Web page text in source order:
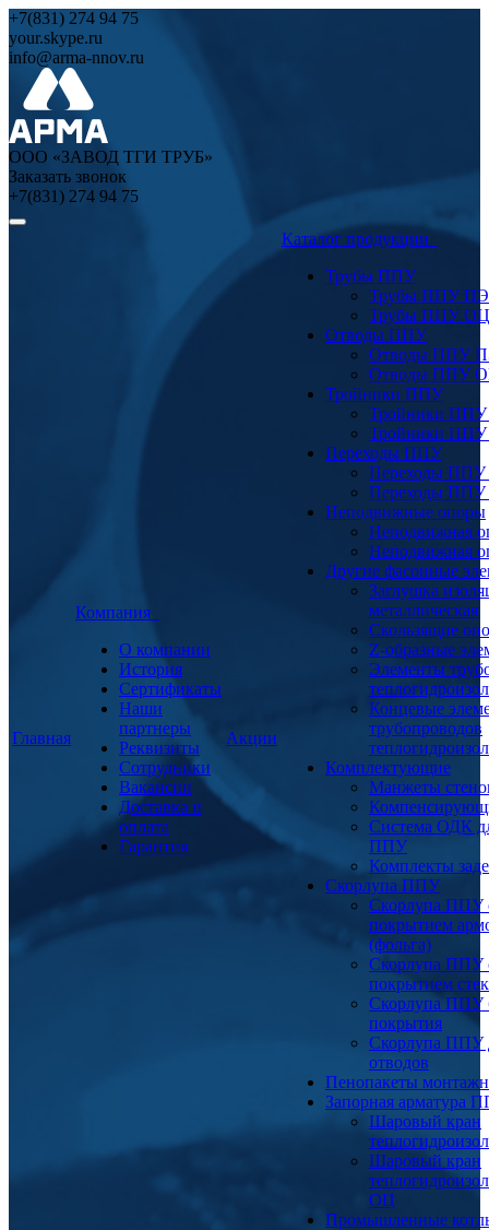
+7(831) 274 94 75
your.skype.ru
info@arma-nnov.ru
ООО «ЗАВОД ТГИ ТРУБ»
Заказать звонок
+7(831) 274 94 75
Главная
Компания
О компании
История
Сертификаты
Наши
партнеры
Реквизиты
Сотрудники
Вакансии
Доставка и
оплата
Гарантия
Акции
Каталог продукции
Трубы ППУ
Трубы ППУ ПЭ
Трубы ППУ ОЦ
Отводы ППУ
Отводы ППУ
Отводы ППУ
Тройники ППУ
Тройники
Тройники
Переходы ППУ
Переходы
Переходы
Неподвижные опоры
Неподвижная
Неподвижная
Другие фасонные
Заглушка
металлическая
Скользящие
Z-образные
Элементы
Концевые
трубопроводов
Комплектующие
Манжеты
Система ОДК
ППУ
Комплекты
Скорлупа ППУ
Скорлупа ППУ
покрытием
(фольга)
Скорлупа ППУ
покрытием
Скорлупа ППУ
покрытия
Скорлупа ППУ
отводов
Пенопакеты
Запорная арматура
Шаровый кран
Шаровый кран
ОЦ
Промышленные